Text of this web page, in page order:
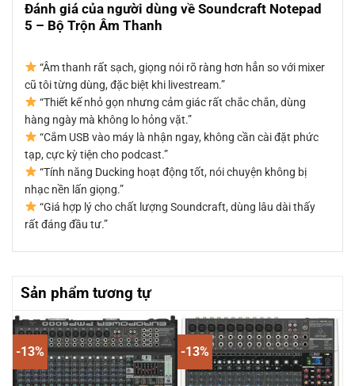
Đánh giá của người dùng về Soundcraft Notepad
5 – Bộ Trộn Âm Thanh
“Âm thanh rất sạch, giọng nói rõ ràng hơn hẳn so với mixer
cũ tôi từng dùng, đặc biệt khi livestream.”
“Thiết kế nhỏ gọn nhưng cảm giác rất chắc chắn, dùng
hàng ngày mà không lo hỏng vặt.”
“Cắm USB vào máy là nhận ngay, không cần cài đặt phức
tạp, cực kỳ tiện cho podcast.”
“Tính năng Ducking hoạt động tốt, nói chuyện không bị
nhạc nền lấn giọng.”
“Giá hợp lý cho chất lượng Soundcraft, dùng lâu dài thấy
rất đáng đầu tư.”
Sản phẩm tương tự
-13% -13%